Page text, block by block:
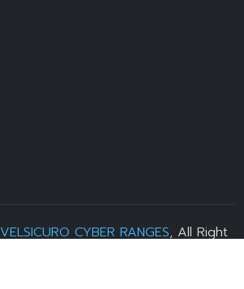
VELSICURO CYBER RANGES, All Right